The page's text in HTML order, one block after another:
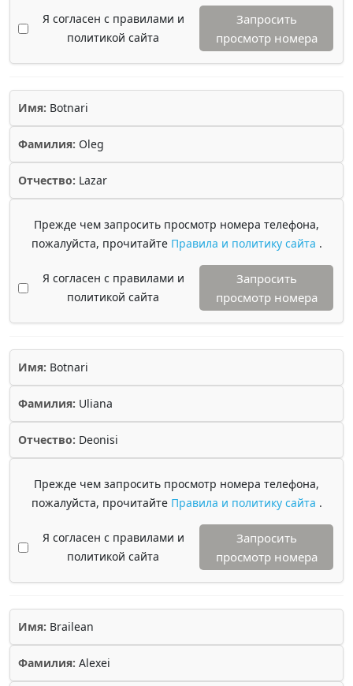
Я согласен с правилами и
политикой сайта
Запросить
просмотр номера
Имя: Botnari
Фамилия: Oleg
Отчество: Lazar
Прежде чем запросить просмотр номера телефона,
пожалуйста, прочитайте Правила и политику сайта .
Я согласен с правилами и
политикой сайта
Запросить
просмотр номера
Имя: Botnari
Фамилия: Uliana
Отчество: Deonisi
Прежде чем запросить просмотр номера телефона,
пожалуйста, прочитайте Правила и политику сайта .
Я согласен с правилами и
политикой сайта
Запросить
просмотр номера
Имя: Brailean
Фамилия: Alexei